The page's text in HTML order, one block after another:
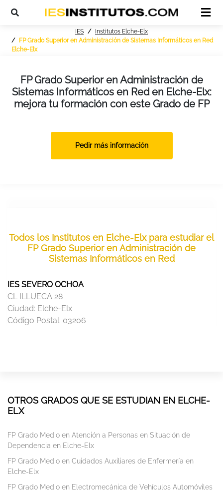
IES
Institutos Elche-Elx
FP Grado Superior en Administración de Sistemas Informáticos en Red
Elche-Elx
FP Grado Superior en Administración de
Sistemas Informáticos en Red en Elche-Elx:
mejora tu formación con este Grado de FP
Pedir más información
Todos los Institutos en Elche-Elx para estudiar el
FP Grado Superior en Administración de
Sistemas Informáticos en Red
IES SEVERO OCHOA
CL ILLUECA 28
Ciudad: Elche-Elx
Código Postal: 03206
OTROS GRADOS QUE SE ESTUDIAN EN ELCHE-
ELX
FP Grado Medio en Atención a Personas en Situación de
Dependencia en Elche-Elx
FP Grado Medio en Cuidados Auxiliares de Enfermería en
Elche-Elx
FP Grado Medio en Electromecánica de Vehículos Automóviles